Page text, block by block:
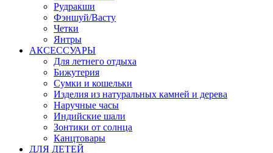
Рудракши
Фэншуй/Васту
Четки
Янтры
АКСЕССУАРЫ
Для летнего отдыха
Бижутерия
Сумки и кошельки
Изделия из натуральных камней и дерева
Наручные часы
Индийские шали
Зонтики от солнца
Канцтовары
ДЛЯ ДЕТЕЙ